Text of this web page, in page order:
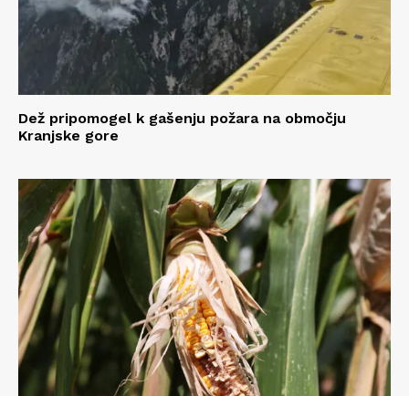
Dež pripomogel k gašenju požara na območju
Kranjske gore